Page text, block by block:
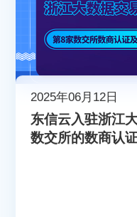
2025年06月12日
东信云入驻浙江
数交所的数商认